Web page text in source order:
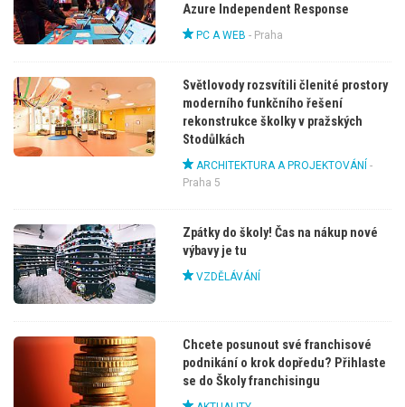
Azure Independent Response
PC A WEB - Praha
Světlovody rozsvítili členité prostory
moderního funkčního řešení
rekonstrukce školky v pražských
Stodůlkách
ARCHITEKTURA A PROJEKTOVÁNÍ -
Praha 5
Zpátky do školy! Čas na nákup nové
výbavy je tu
VZDĚLÁVÁNÍ
Chcete posunout své franchisové
podnikání o krok dopředu? Přihlaste
se do Školy franchisingu